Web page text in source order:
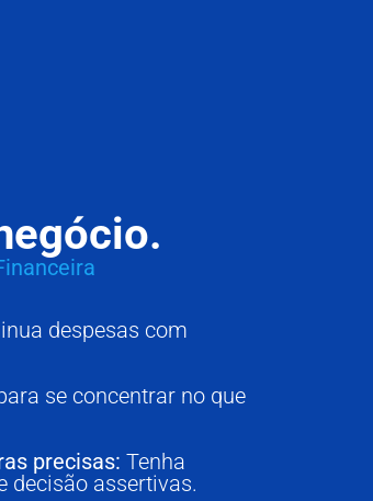
despesas com
se concentrar no que
precisas: Tenha
decisão assertivas.